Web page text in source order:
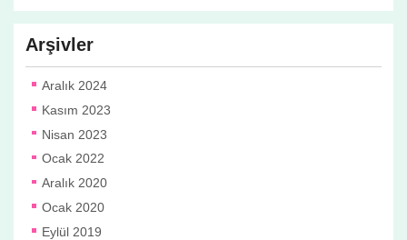
Arşivler
Aralık 2024
Kasım 2023
Nisan 2023
Ocak 2022
Aralık 2020
Ocak 2020
Eylül 2019